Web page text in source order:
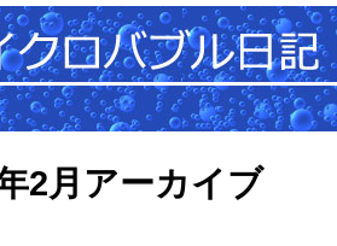
2月アーカイブ